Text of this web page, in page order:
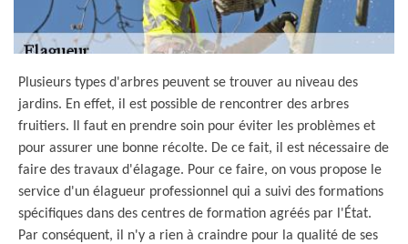
Plusieurs types d'arbres peuvent se trouver au niveau des
jardins. En effet, il est possible de rencontrer des arbres
fruitiers. Il faut en prendre soin pour éviter les problèmes et
pour assurer une bonne récolte. De ce fait, il est nécessaire de
faire des travaux d'élagage. Pour ce faire, on vous propose le
service d'un élagueur professionnel qui a suivi des formations
spécifiques dans des centres de formation agréés par l'État.
Par conséquent, il n'y a rien à craindre pour la qualité de ses